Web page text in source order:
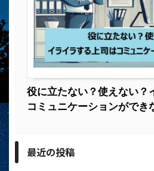
役に立たない？使えない？
コミュニケーションができ
最近の投稿